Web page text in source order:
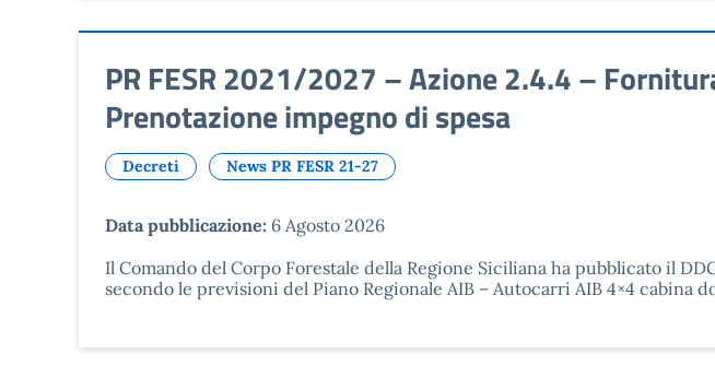
PR FESR 2021/2027 – Azione 2.4.4 –
Prenotazione impegno di spesa
Decreti News PR FESR 21-27
Data pubblicazione: 6 Agosto 2026
Il Comando del Corpo Forestale della Regione Siciliana ha pubblicato il
secondo le previsioni del Piano Regionale AIB – Autocarri AIB 4×4 cabina